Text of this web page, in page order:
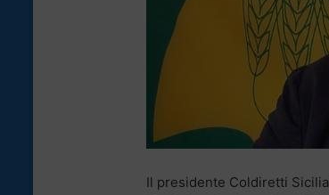
Il presidente Coldiretti Sicilia